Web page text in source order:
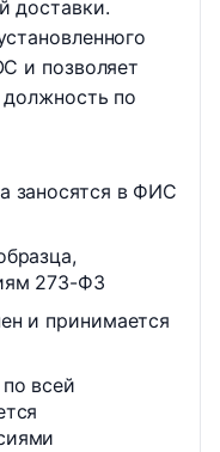
доставки.
и позволяет
по
заносятся в ФИС
273-ФЗ
и принимается
всей